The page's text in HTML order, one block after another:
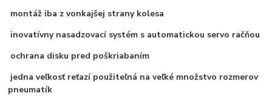
montáž iba z vonkajšej strany kolesa
inovatívny nasadzovací systém s automatickou servo račňou
ochrana disku pred poškriabaním
jedna veľkosť reťazí použiteľná na veľké množstvo rozmerov
pneumatík